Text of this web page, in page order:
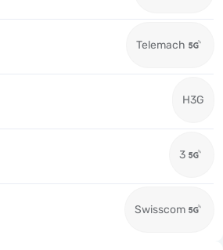
Telemach
H3G
3
Swisscom